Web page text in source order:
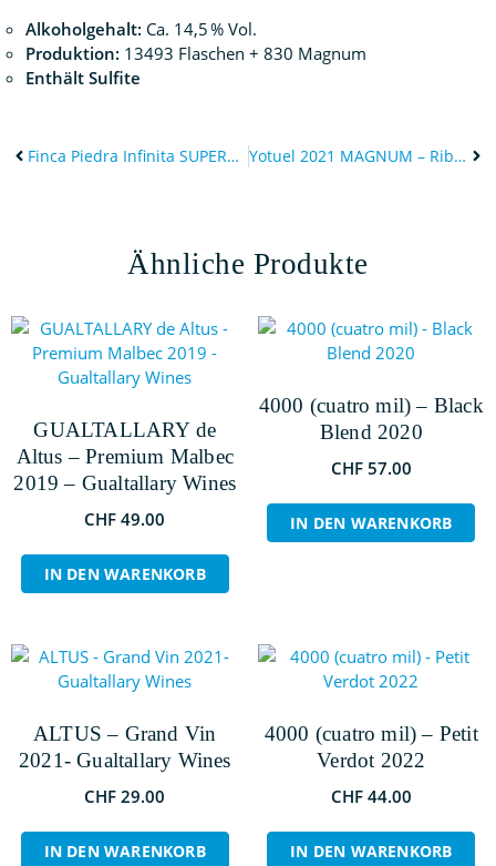
Alkoholgehalt: Ca. 14,5 % Vol.
Produktion: 13493 Flaschen + 830 Magnum
Enthält Sulfite
Finca Piedra Infinita SUPERCAL – 2019 SETx3 Yotuel 2021 MAGNUM – Ribera del Duero – Spanien
Ähnliche Produkte
GUALTALLARY de
Altus – Premium Malbec
2019 – Gualtallary Wines
CHF 49.00
IN DEN WARENKORB
4000 (cuatro mil) – Black
Blend 2020
CHF57.00
IN DEN WARENKORB
ALTUS – Grand Vin
2021- Gualtallary Wines
CHF 29.00
IN DEN WARENKORB
4000 (cuatro mil) – Petit
Verdot 2022
CHF44.00
IN DEN WARENKORB